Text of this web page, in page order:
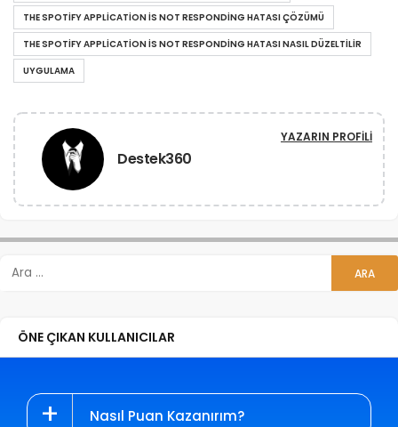
THE SPOTIFY APPLICATION IS NOT RESPONDING HATASI ÇÖZÜMÜ
THE SPOTIFY APPLICATION IS NOT RESPONDING HATASI NASIL DÜZELTILIR
UYGULAMA
Destek360
YAZARIN PROFILI
ÖNE ÇIKAN KULLANICILAR
Nasıl Puan Kazanırım?